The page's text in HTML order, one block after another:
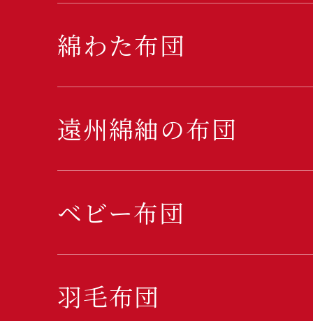
綿わた布団
遠州綿紬の布団
ベビー布団
羽毛布団